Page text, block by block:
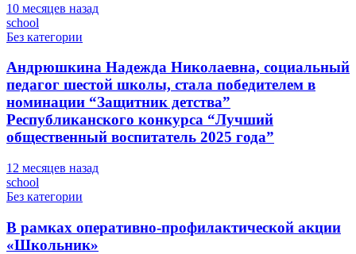
10 месяцев назад
school
Без категории
Андрюшкина Надежда Николаевна, социальный
педагог шестой школы, стала победителем в
номинации “Защитник детства”
Республиканского конкурса “Лучший
общественный воспитатель 2025 года”
12 месяцев назад
school
Без категории
В рамках оперативно-профилактической акции
«Школьник»